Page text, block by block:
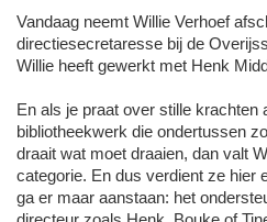
Vandaag neemt Willie Verhoef
directiesecretaresse bij de
Willie heeft gewerkt met Henk
En als je praat over stille krachten
bibliotheekwerk die ondertussen
draait wat moet draaien, dan valt
categorie. En dus verdient ze hier
ga er maar aanstaan: het